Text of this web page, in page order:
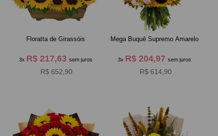
Floratta de Girassóis
3x R$ 217,63 sem juros
R$ 652,90
Mega Buquê Supremo Amarelo
3x R$ 204,97sem juros
R$ 614,90